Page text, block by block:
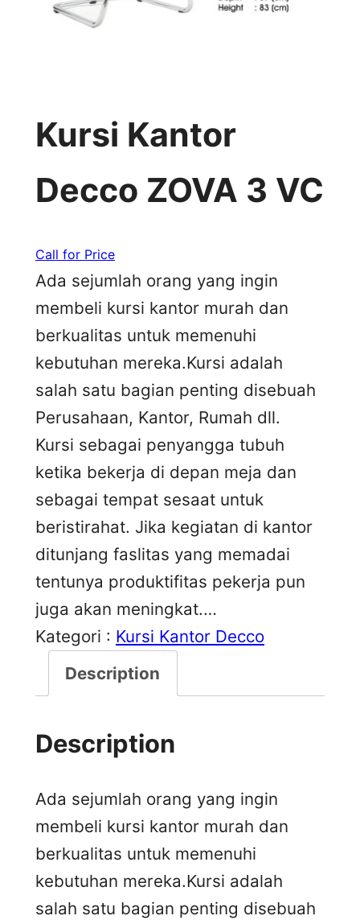
Kursi Kantor
Decco ZOVA 3 VC
Call for Price
Ada sejumlah orang yang ingin
membeli kursi kantor murah dan
berkualitas untuk memenuhi
kebutuhan mereka.Kursi adalah
salah satu bagian penting disebuah
Perusahaan, Kantor, Rumah dll.
Kursi sebagai penyangga tubuh
ketika bekerja di depan meja dan
sebagai tempat sesaat untuk
beristirahat. Jika kegiatan di kantor
ditunjang faslitas yang memadai
tentunya produktifitas pekerja pun
juga akan meningkat.…
Kategori : Kursi Kantor Decco
Description
Description
Ada sejumlah orang yang ingin
membeli kursi kantor murah dan
berkualitas untuk memenuhi
kebutuhan mereka.Kursi adalah
salah satu bagian penting disebuah